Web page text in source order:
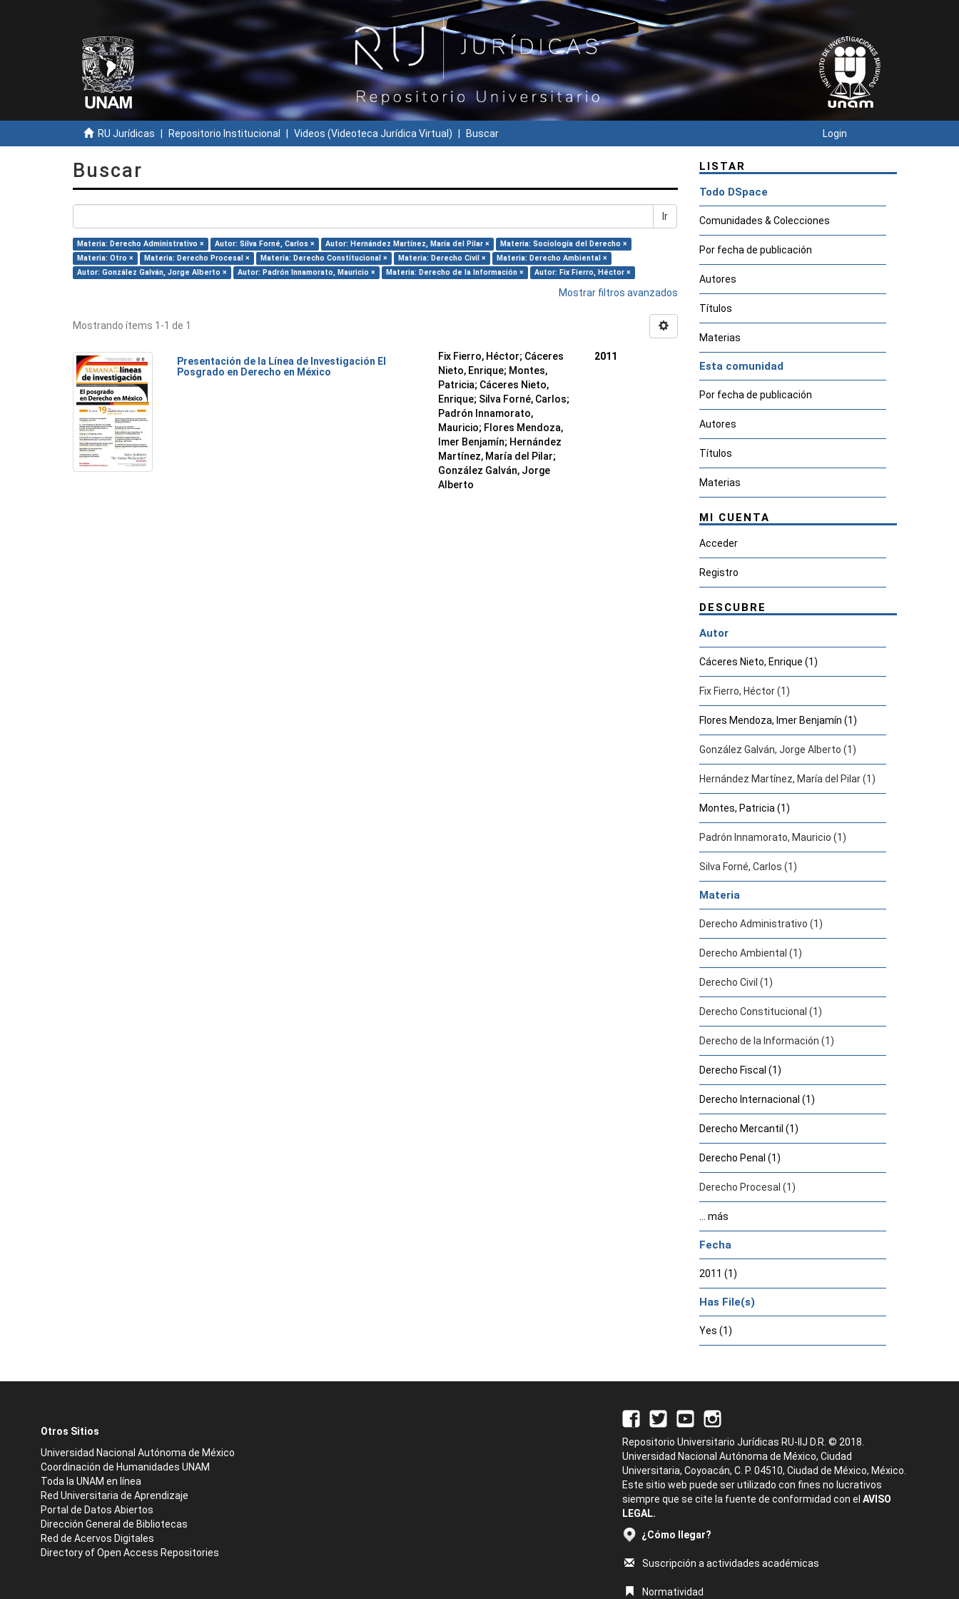
RU Jurídicas Repositorio Institucional Videos (Videoteca Jurídica Virtual) Buscar Login
Buscar
Ir
Materia: Derecho Administrativo × Autor: Silva Forné, Carlos × Autor: Hernández Martínez, María del Pilar ×
Materia: Sociología del Derecho ×
Materia: Otro ×
Materia: Derecho Procesal × Materia: Derecho Constitucional × Materia: Derecho Civil ×
Materia: Derecho Ambiental ×
Autor: González Galván, Jorge Alberto ×
Autor: Padrón Innamorato, Mauricio × Materia: Derecho de la Información × Autor: Fix Fierro, Héctor ×
Mostrar filtros avanzados
Mostrando ítems 1-1 de 1
Presentación de la Línea de Investigación El
Posgrado en Derecho en México
Fix Fierro, Héctor; Cáceres
Nieto, Enrique; Montes,
Patricia; Cáceres Nieto,
Enrique; Silva Forné, Carlos;
Padrón Innamorato,
Mauricio; Flores Mendoza,
Imer Benjamín; Hernández
Martínez, María del Pilar;
González Galván, Jorge
Alberto
2011
LISTAR
Todo DSpace
Comunidades & Colecciones
Por fecha de publicación
Autores
Títulos
Materias
Esta comunidad
Por fecha de publicación
Autores
Títulos
Materias
MI CUENTA
Acceder
Registro
DESCUBRE
Autor
Cáceres Nieto, Enrique (1)
Fix Fierro, Héctor (1)
Flores Mendoza, Imer Benjamín (1)
González Galván, Jorge Alberto (1)
Hernández Martínez, María del Pilar (1)
Montes, Patricia (1)
Padrón Innamorato, Mauricio (1)
Silva Forné, Carlos (1)
Materia
Derecho Administrativo (1)
Derecho Ambiental (1)
Derecho Civil (1)
Derecho Constitucional (1)
Derecho de la Información (1)
Derecho Fiscal (1)
Derecho Internacional (1)
Derecho Mercantil (1)
Derecho Penal (1)
Derecho Procesal (1)
... más
Fecha
2011 (1)
Has File(s)
Yes (1)
Otros Sitios
Universidad Nacional Autónoma de México
Coordinación de Humanidades UNAM
Toda la UNAM en línea
Red Universitaria de Aprendizaje
Portal de Datos Abiertos
Dirección General de Bibliotecas
Red de Acervos Digitales
Directory of Open Access Repositories
Repositorio Universitario Jurídicas RU-IIJ D.R. © 2018.
Universidad Nacional Autónoma de México, Ciudad
Universitaria, Coyoacán, C. P. 04510, Ciudad de México, México.
Este sitio web puede ser utilizado con fines no lucrativos
siempre que se cite la fuente de conformidad con el AVISO
LEGAL.
¿Cómo llegar?
Suscripción a actividades académicas
Normatividad